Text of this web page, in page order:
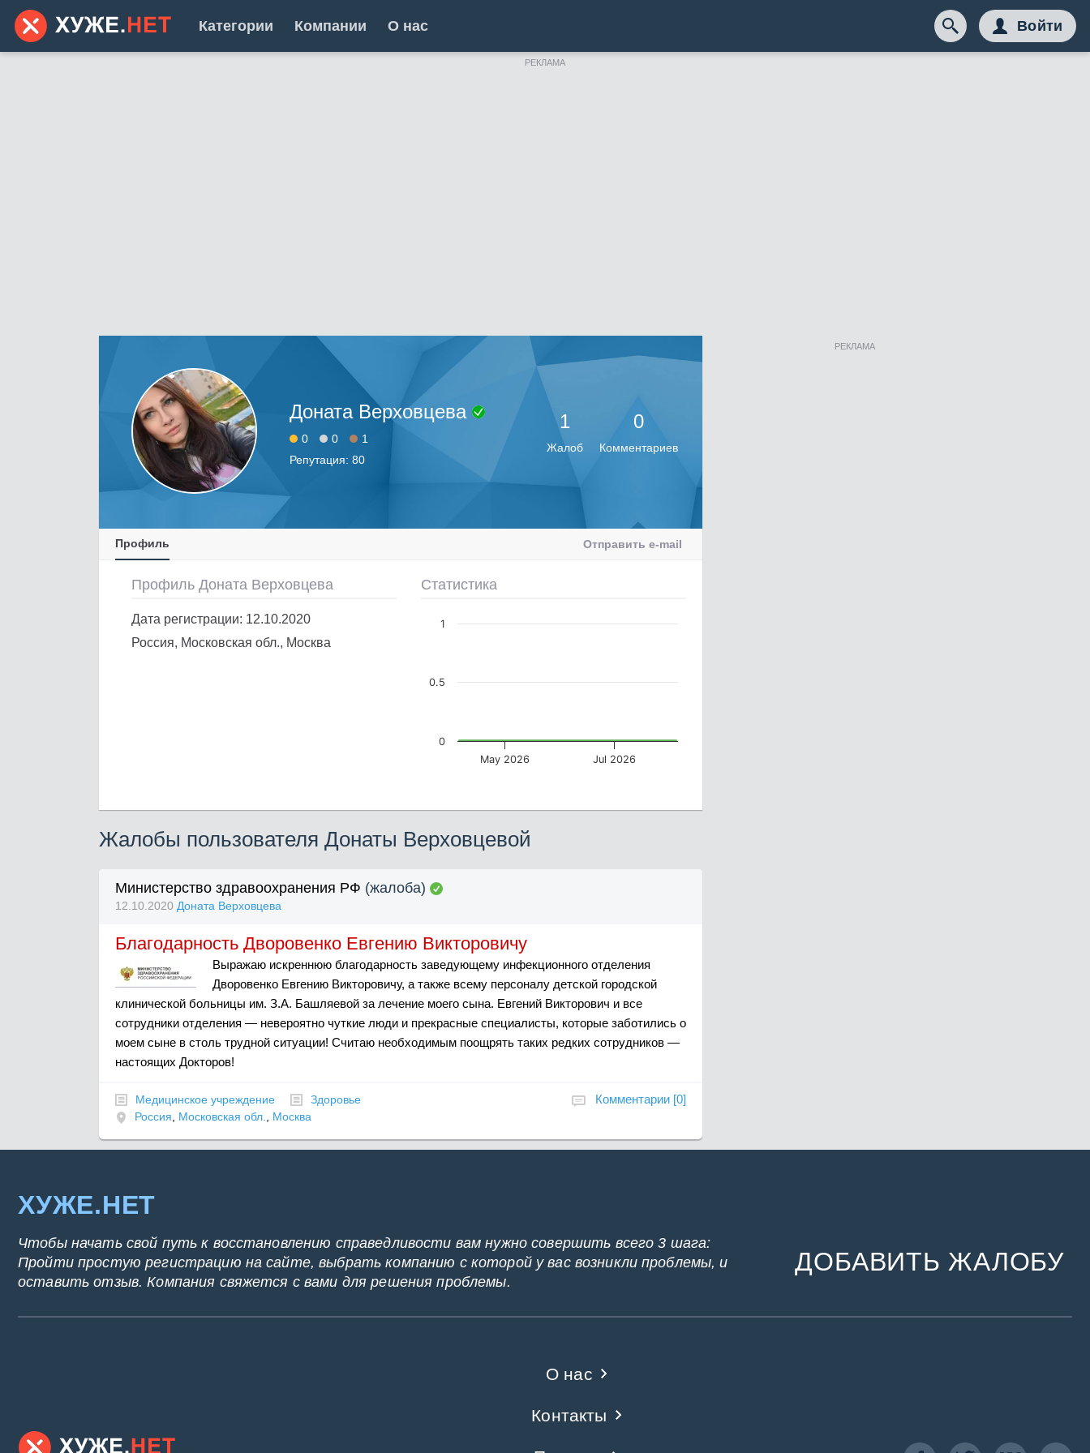
Категории Компании О нас Войти
РЕКЛАМА
Доната Верховцева
0 0
1
Репутация: 80
1
Жалоб
0
Комментариев
Профиль Отправить e-mail
Профиль Доната Верховцева
Дата регистрации: 12.10.2020
Россия, Московская обл., Москва
Статистика
May 2026 Jul 2026
0
0.5
1
Жалобы пользователя Донаты Верховцевой
Министерство здравоохранения РФ (жалоба)
12.10.2020 Доната Верховцева
Благодарность Дворовенко Евгению Викторовичу
Выражаю искреннюю благодарность заведующему инфекционного отделения
Дворовенко Евгению Викторовичу, а также всему персоналу детской городской
клинической больницы им. З.А. Башляевой за лечение моего сына. Евгений Викторович и все
сотрудники отделения — невероятно чуткие люди и прекрасные специалисты, которые заботились о
моем сыне в столь трудной ситуации! Считаю необходимым поощрять таких редких сотрудников —
настоящих Докторов!
Комментарии [0]
Медицинское учреждение
Здоровье
Россия, Московская обл., Москва
РЕКЛАМА
ХУЖЕ.НЕТ
Чтобы начать свой путь к восстановлению справедливости вам нужно совершить всего 3 шага:
Пройти простую регистрацию на сайте, выбрать компанию с которой у вас возникли проблемы, и
оставить отзыв. Компания свяжется с вами для решения проблемы.
ДОБАВИТЬ ЖАЛОБУ
О нас
Контакты